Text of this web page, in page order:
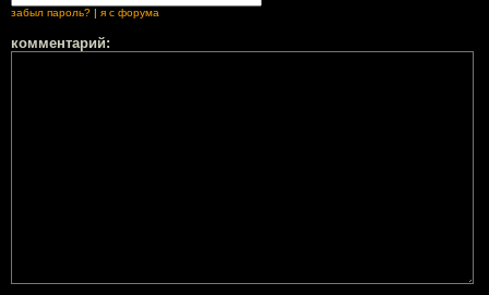
забыл пароль? | я с форума
комментарий: